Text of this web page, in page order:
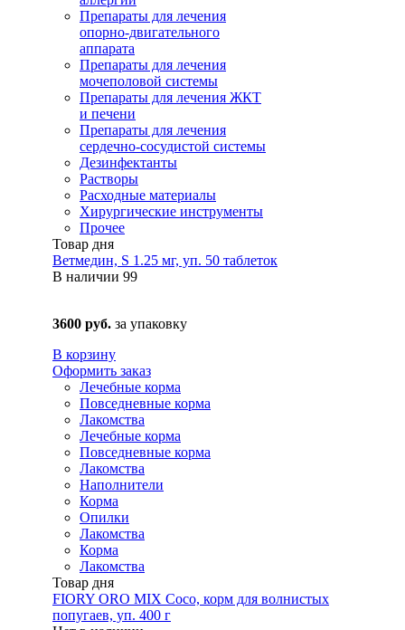
Препараты для лечения
опорно-двигательного
аппарата
Препараты для лечения
мочеполовой системы
Препараты для лечения ЖКТ
и печени
Препараты для лечения
сердечно-сосудистой системы
Дезинфектанты
Растворы
Расходные материалы
Хирургические инструменты
Прочее
Товар дня
Ветмедин, S 1.25 мг, уп. 50 таблеток
В наличии 99
3600 руб. за упаковку
В корзину
Оформить заказ
Лечебные корма
Повседневные корма
Лакомства
Лечебные корма
Повседневные корма
Лакомства
Наполнители
Корма
Опилки
Лакомства
Корма
Лакомства
Товар дня
FIORY ORO MIX Coco, корм для волнистых
попугаев, уп. 400 г